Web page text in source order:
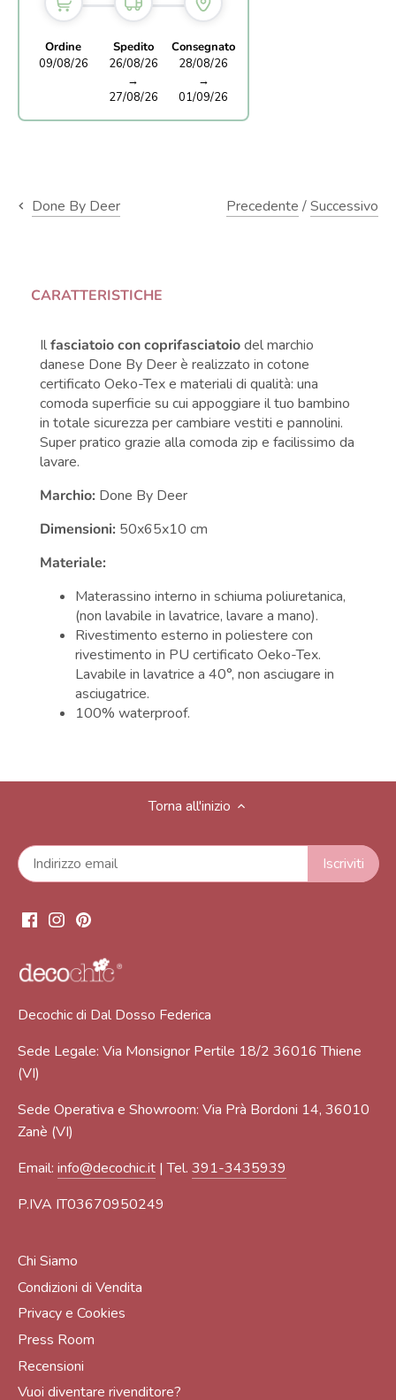
Ordine
09/08/26
Spedito
26/08/26
→
27/08/26
Consegnato
28/08/26
→
01/09/26
Done By Deer Precedente /Successivo
CARATTERISTICHE
Ilfasciatoio con coprifasciatoiodel marchio
danese Done By Deer è realizzato in cotone
certificato Oeko-Tex e materiali di qualità: una
comoda superficie su cui appoggiare il tuo bambino
in totale sicurezza per cambiare vestiti e pannolini.
Super pratico grazie alla comoda zip e facilissimo da
lavare.
Marchio: Done By Deer
Dimensioni: 50x65x10 cm
Materiale:
Materassino interno in schiuma poliuretanica,
(non lavabile in lavatrice, lavare a mano).
Rivestimento esterno in poliestere con
rivestimento in PU certificato Oeko-Tex.
Lavabile in lavatrice a 40°, non asciugare in
asciugatrice.
100% waterproof.
Torna all'inizio
Decochic di Dal Dosso Federica
Sede Legale: Via Monsignor Pertile 18/2 36016 Thiene
(VI)
Sede Operativa e Showroom: Via Prà Bordoni 14, 36010
Zanè (VI)
Email: info@decochic.it | Tel. 391-3435939
P.IVA IT03670950249
Chi Siamo
Condizioni di Vendita
Privacy e Cookies
Press Room
Recensioni
Vuoi diventare rivenditore?